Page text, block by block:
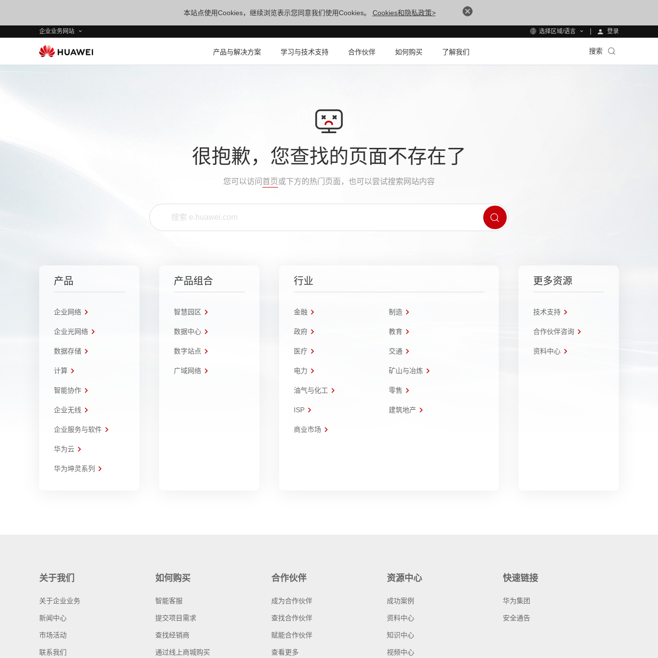
本站点使用Cookies，继续浏览表示您同意我们使用Cookies。 Cookies和隐私政策>
企业业务网站 选择区域/语言 登录
产品与解决方案 学习与技术支持 合作伙伴 如何购买 了解我们 搜索
很抱歉，您查找的页面不存在了
您可以访问 首页或下方的热门页面，也可以尝试搜索网站内容
产品
企业网络
企业光网络
数据存储
计算
智能协作
企业无线
企业服务与软件
华为云
华为坤灵系列
产品组合
智慧园区
数据中心
数字站点
广域网络
行业
金融 制造
政府 教育
医疗 交通
电力 矿山与冶炼
油气与化工 零售
ISP 建筑地产
商业市场
更多资源
技术支持
合作伙伴咨询
资料中心
关于我们
关于企业业务
新闻中心
市场活动
联系我们
如何购买
智能客服
提交项目需求
查找经销商
通过线上商城购买
合作伙伴
成为合作伙伴
查找合作伙伴
赋能合作伙伴
查看更多
资源中心
成功案例
资料中心
知识中心
视频中心
快速链接
华为集团
安全通告